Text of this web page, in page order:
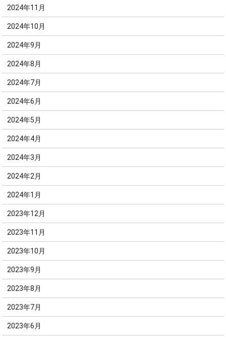
2024年11月
2024年10月
2024年9月
2024年8月
2024年7月
2024年6月
2024年5月
2024年4月
2024年3月
2024年2月
2024年1月
2023年12月
2023年11月
2023年10月
2023年9月
2023年8月
2023年7月
2023年6月